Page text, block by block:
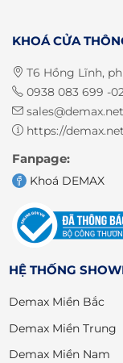
KHOÁ CỬA
T6 Hồng Lĩnh,
0938 083 699 -
https://
Fanpage:
Khoá DEMAX
HỆ THỐNG
Demax Miền Bắc
Demax Miền Trung
Demax Miền Nam